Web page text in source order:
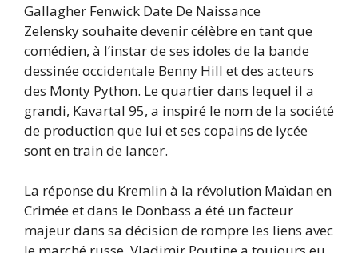
Gallagher Fenwick Date De Naissance
Zelensky souhaite devenir célèbre en tant que
comédien, à l’instar de ses idoles de la bande
dessinée occidentale Benny Hill et des acteurs
des Monty Python. Le quartier dans lequel il a
grandi, Kavartal 95, a inspiré le nom de la société
de production que lui et ses copains de lycée
sont en train de lancer.
La réponse du Kremlin à la révolution Maïdan en
Crimée et dans le Donbass a été un facteur
majeur dans sa décision de rompre les liens avec